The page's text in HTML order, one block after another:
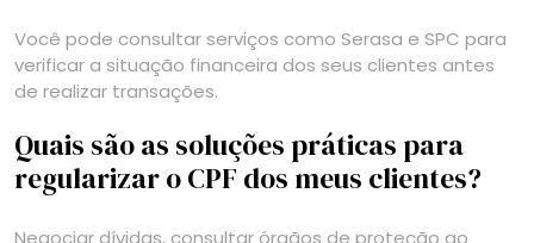
Você pode consultar serviços como Serasa e SPC para
verificar a situação financeira dos seus clientes antes
de realizar transações.
Quais são as soluções práticas para
regularizar o CPF dos meus clientes?
Negociar dívidas, consultar órgãos de proteção ao